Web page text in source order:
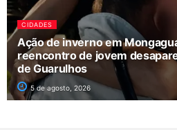
CIDADES
Ação de inverno em
reencontro de jovem
de Guarulhos
5 de agosto, 2026